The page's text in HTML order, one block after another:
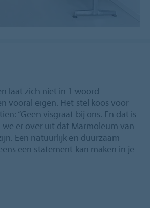
laat zich niet in 1 woord
vooral eigen. Het stel koos voor
“Geen visgraat bij ons. En dat is
er over uit dat Marmoleum van
Een natuurlijk en duurzaam
een statement kan maken in je